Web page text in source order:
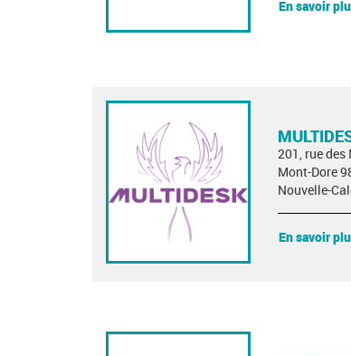
En savoir
201, rue
Mont-Dore
Nouvelle-
En savoir